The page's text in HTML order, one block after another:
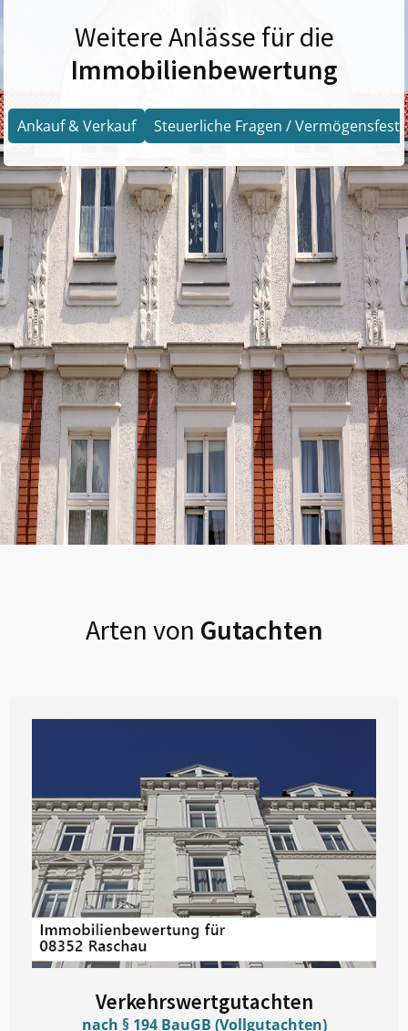
Weitere Anlässe für die
Immobilienbewertung
Ankauf & Verkauf Steuerliche Fragen /
Arten von Gutachten
Verkehrswertgutachten
nach § 194 BauGB (Vollgutachten)